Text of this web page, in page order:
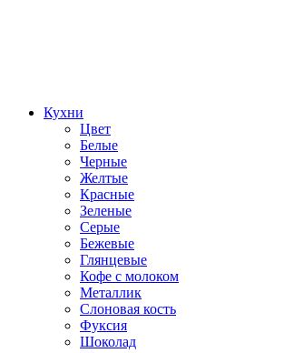
Кухни
Цвет
Белые
Черные
Желтые
Красные
Зеленые
Серые
Бежевые
Глянцевые
Кофе с молоком
Металлик
Слоновая кость
Фуксия
Шоколад